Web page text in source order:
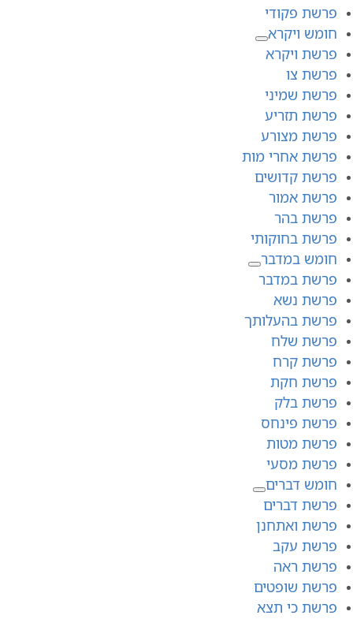
פרשת פקודי
חומש ויקרא
פרשת ויקרא
פרשת צו
פרשת שמיני
פרשת תזריע
פרשת מצורע
פרשת אחרי מות
פרשת קדושים
פרשת אמור
פרשת בהר
פרשת בחוקותי
חומש במדבר
פרשת במדבר
פרשת נשא
פרשת בהעלותך
פרשת שלח
פרשת קרח
פרשת חקת
פרשת בלק
פרשת פינחס
פרשת מטות
פרשת מסעי
חומש דברים
פרשת דברים
פרשת ואתחנן
פרשת עקב
פרשת ראה
פרשת שופטים
פרשת כי תצא